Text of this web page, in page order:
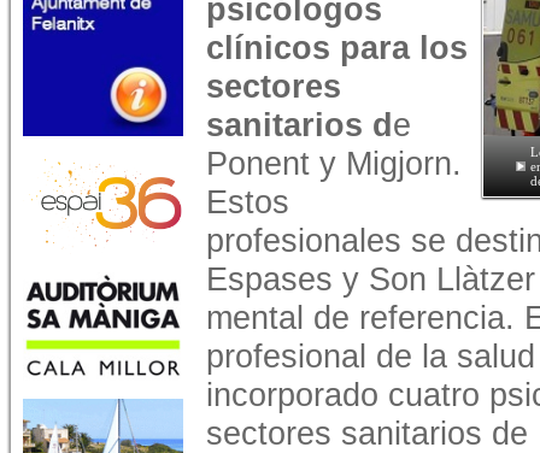
psicólogos
clínicos para los
sectores
sanitarios de
Ponent y Migjorn​.
Estos
profesionales se
Espases y Son
mental de referencia.
profesional de la
incorporado cuatro
sectores sanitarios